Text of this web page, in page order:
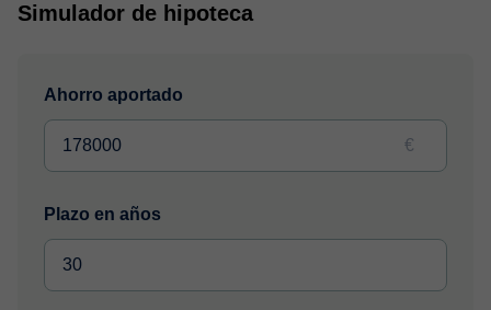
Simulador de hipoteca
Ahorro aportado
€
Plazo en años